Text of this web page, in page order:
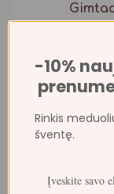
-10%
Rinkis
šventę.